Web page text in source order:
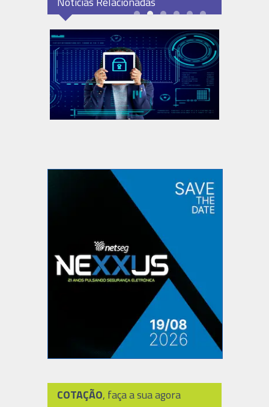
COTAÇÃO, faça a sua agora